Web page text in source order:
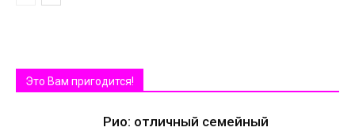
Это Вам пригодится!
Рио: отличный семейный